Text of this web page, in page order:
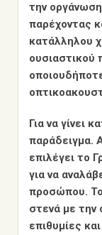
την
παρέχοντας
κατάλληλου
ουσιαστικού
Για να γίνει
παράδειγμα.
επιλέγει το
για να
προσώπου.
στενά με την
επιθυμίες